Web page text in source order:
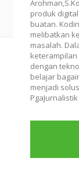
produk
buatan.
melibatkan
masalah.
dengan
belajar
menjadi